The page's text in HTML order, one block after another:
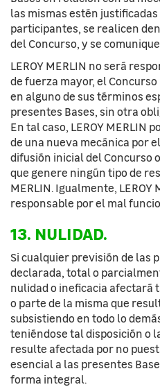
las mismas estén
participantes, se realicen
del Concurso, y se
LEROY MERLIN no será
de fuerza mayor, el
en alguno de sus términos
presentes Bases, sin otra
En tal caso, LEROY MERLIN
de una nueva mecánica por
difusión inicial del Concurso
que genere ningún tipo de
MERLIN. Igualmente, LEROY
responsable por el mal
13. NULIDAD.
Si cualquier previsión de las
declarada, total o
nulidad o ineficacia afectará
o parte de la misma que
subsistiendo en todo lo
teniéndose tal disposición o
resulte afectada por no
esencial a las presentes
forma integral.